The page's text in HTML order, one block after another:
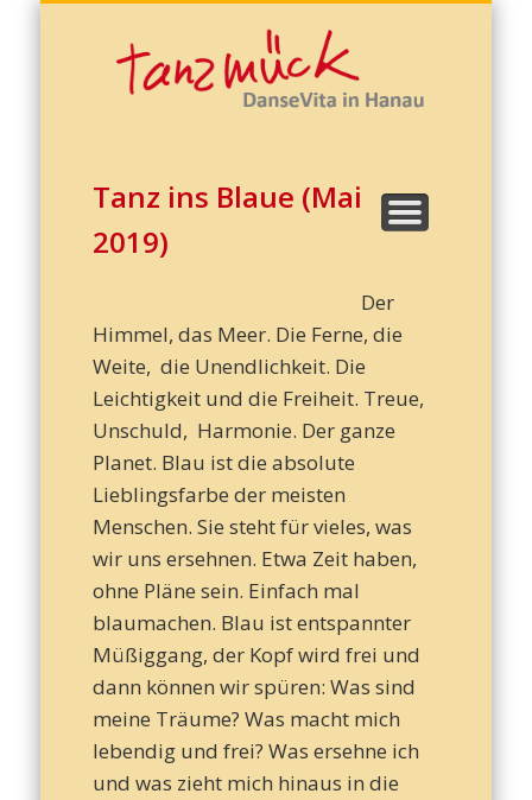
Tanz ins Blaue (Mai
2019)
Der
Himmel, das Meer. Die Ferne, die
Weite, die Unendlichkeit. Die
Leichtigkeit und die Freiheit. Treue,
Unschuld, Harmonie. Der ganze
Planet. Blau ist die absolute
Lieblingsfarbe der meisten
Menschen. Sie steht für vieles, was
wir uns ersehnen. Etwa Zeit haben,
ohne Pläne sein. Einfach mal
blaumachen. Blau ist entspannter
Müßiggang, der Kopf wird frei und
dann können wir spüren: Was sind
meine Träume? Was macht mich
lebendig und frei? Was ersehne ich
und was zieht mich hinaus in die